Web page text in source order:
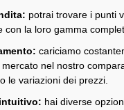
potrai trovare i punti
con la loro gamma
cariciamo
nel nostro
le variazioni dei prezzi.
hai diverse